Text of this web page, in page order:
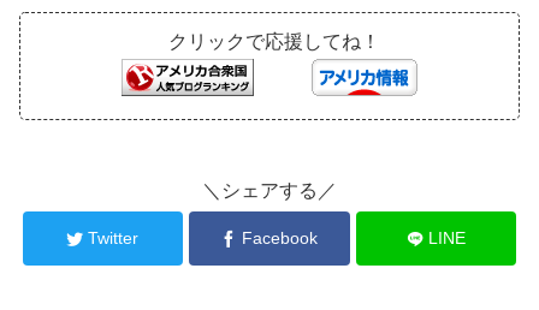
クリックで応援してね！
＼シェアする／
Twitter Facebook LINE